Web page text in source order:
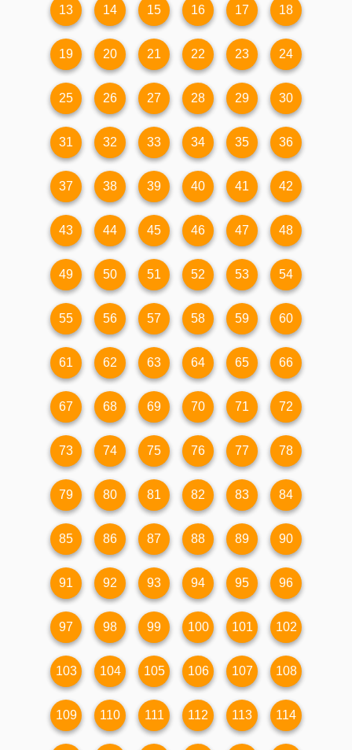
13 14 15 16 17 18
19 20 21 22 23 24
25 26 27 28 29 30
31 32 33 34 35 36
37 38 39 40 41 42
43 44 45 46 47 48
49 50 51 52 53 54
55 56 57 58 59 60
61 62 63 64 65 66
67 68 69 70 71 72
73 74 75 76 77 78
79 80 81 82 83 84
85 86 87 88 89 90
91 92 93 94 95 96
97 98 99 100 101 102
103 104 105 106 107 108
109 110 111 112 113 114